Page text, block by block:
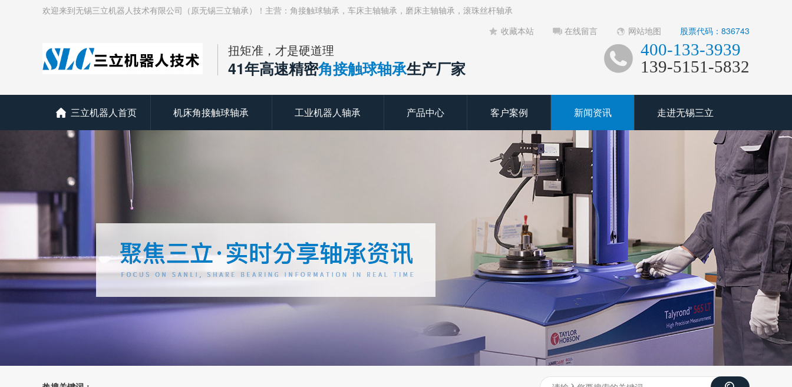
欢迎来到无锡三立机器人技术有限公司（原无锡三立轴承）！主营：角接触球轴承，车床主轴轴承，磨床主轴轴承，滚珠丝杆轴承
收藏本站
在线留言 网站地图 股票代码：836743
扭矩准，才是硬道理
41年高速精密角接触球轴承生产厂家
400-133-3939
139-5151-5832
三立机器人首页 机床角接触球轴承 工业机器人轴承 产品中心 客户案例 新闻资讯 走进无锡三立